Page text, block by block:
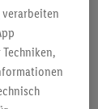
Verkauf
Produkte,
verarbeiten